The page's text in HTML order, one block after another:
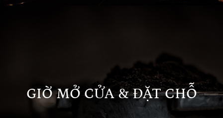
GIỜ MỞ CỬA & ĐẶT CHỖ